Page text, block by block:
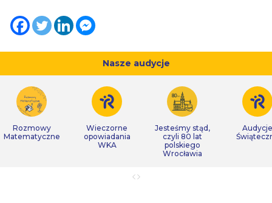
Nasze audycje
Rozmowy
Matematyczne
Wieczorne
opowiadania
WKA
Jesteśmy stąd,
czyli 80 lat
polskiego
Wrocławia
Audycje